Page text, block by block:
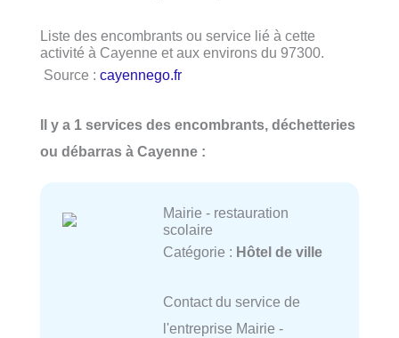
Liste des encombrants ou service lié à cette
activité à Cayenne et aux environs du 97300.
Source : cayennego.fr
Il y a 1 services des encombrants, déchetteries
ou débarras à Cayenne :
Mairie - restauration
scolaire
Catégorie : Hôtel de ville
Contact du service de
l'entreprise Mairie -